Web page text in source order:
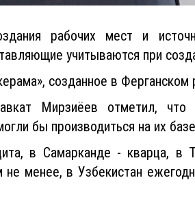
рабочих мест и
учитываются при
созданное в Ферганском
Мирзиёев отметил, что
бы производиться на их
в Самарканде - кварца, в
менее, в Узбекистан